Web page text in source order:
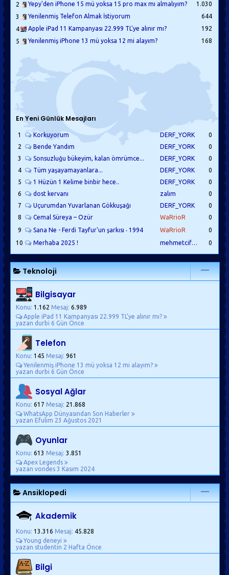
2
Yepy'den iPhone 15 mü yoksa 15 pro max mı almalıyım?
1.030
3
Yenilenmiş Telefon Almak İstiyorum
644
4
Apple iPad 11 Kampanyası 22.999 TL'ye alınır mı?
192
5
Yenilenmiş iPhone 13 mü yoksa 12 mi alayım? 168
En Yeni Günlük Mesajları
1 Korkuyorum DERF_YORK
0
2
Bende Yandım DERF_YORK
0
3
Sonsuzluğu bükeyim, kalan ömrümce... DERF_YORK
0
4
Tüm yaşayamayanlara... DERF_YORK
0
5
1 Hüzün 1 Kelime binbir hece.. DERF_YORK
0
6
dost kervanı zalım
0
7
Uçurumdan Yuvarlanan Gökkuşağı DERF_YORK
0
8
Cemal Süreya – Özür WaRrioR
0
9
Sana Ne - Ferdi Tayfur'un şarkısı ‧ 1994 WaRrioR
0
10
Merhaba 2025 ! mehmetciftci 0
Teknoloji
Bilgisayar
Konu: 1.162 Mesaj: 6.989
Apple iPad 11 Kampanyası 22.999 TL'ye alınır mı?
yazan durbi 6 Gün Önce
Telefon
Konu: 145 Mesaj: 961
Yenilenmiş iPhone 13 mü yoksa 12 mi alayım?
yazan durbi 6 Gün Önce
Sosyal Ağlar
Konu: 617 Mesaj: 21.868
WhatsApp Dünyasından Son Haberler
yazan Efulim 23 Ağustos 2021
Oyunlar
Konu: 613 Mesaj: 3.851
Apex Legends
yazan vondes 3 Kasım 2024
Ansiklopedi
Akademik
Konu: 13.316 Mesaj: 45.828
Young deneyi
yazan studentin 2 Hafta Önce
Bilgi